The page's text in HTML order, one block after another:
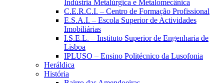
Indústria Metalúrgica e Metalomecânica
C.E.R.C.I. – Centro de Formação Profissional
E.S.A.I. – Escola Superior de Actividades
Imobiliárias
I.S.E.L. – Instituto Superior de Engenharia de
Lisboa
IPLUSO – Ensino Politécnico da Lusofonia
Heráldica
História